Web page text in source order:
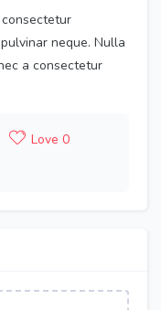
neque. Nulla
a consectetur
Love 0